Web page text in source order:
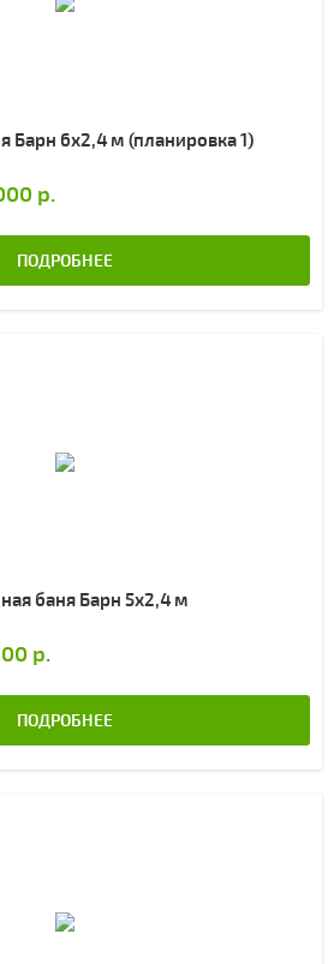
Барн 6х2,4 м (планировка 1)
р.
ПОДРОБНЕЕ
баня Барн 5х2,4 м
р.
ПОДРОБНЕЕ